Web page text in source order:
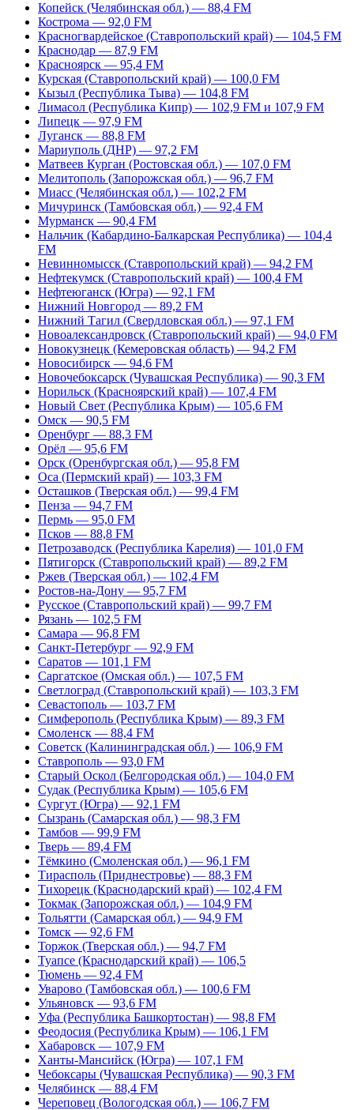
Копейск (Челябинская обл.) — 88,4 FM
Кострома — 92,0 FM
Красногвардейское (Ставропольский край) — 104,5 FM
Краснодар — 87,9 FM
Красноярск — 95,4 FM
Курская (Ставропольский край) — 100,0 FM
Кызыл (Республика Тыва) — 104,8 FM
Лимасол (Республика Кипр) — 102,9 FM и 107,9 FM
Липецк — 97,9 FM
Луганск — 88,8 FM
Мариуполь (ДНР) — 97,2 FM
Матвеев Курган (Ростовская обл.) — 107,0 FM
Мелитополь (Запорожская обл.) — 96,7 FM
Миасс (Челябинская обл.) — 102,2 FM
Мичуринск (Тамбовская обл.) — 92,4 FM
Мурманск — 90,4 FM
Нальчик (Кабардино-Балкарская Республика) — 104,4
FM
Невинномысск (Ставропольский край) — 94,2 FM
Нефтекумск (Ставропольский край) — 100,4 FM
Нефтеюганск (Югра) — 92,1 FM
Нижний Новгород — 89,2 FM
Нижний Тагил (Свердловская обл.) — 97,1 FM
Новоалександровск (Ставропольский край) — 94,0 FM
Новокузнецк (Кемеровская область) — 94,2 FM
Новосибирск — 94,6 FM
Новочебоксарск (Чувашская Республика) — 90,3 FM
Норильск (Красноярский край) — 107,4 FM
Новый Свет (Республика Крым) — 105,6 FM
Омск — 90,5 FM
Оренбург — 88,3 FM
Орёл — 95,6 FM
Орск (Оренбургская обл.) — 95,8 FM
Оса (Пермский край) — 103,3 FM
Осташков (Тверская обл.) — 99,4 FM
Пенза — 94,7 FM
Пермь — 95,0 FM
Псков — 88,8 FM
Петрозаводск (Республика Карелия) — 101,0 FM
Пятигорск (Ставропольский край) — 89,2 FM
Ржев (Тверская обл.) — 102,4 FM
Ростов-на-Дону — 95,7 FM
Русское (Ставропольский край) — 99,7 FM
Рязань — 102,5 FM
Самара — 96,8 FM
Санкт-Петербург — 92,9 FM
Саратов — 101,1 FM
Саргатское (Омская обл.) — 107,5 FM
Светлоград (Ставропольский край) — 103,3 FM
Севастополь — 103,7 FM
Симферополь (Республика Крым) — 89,3 FM
Смоленск — 88,4 FM
Советск (Калининградская обл.) — 106,9 FM
Ставрополь — 93,0 FM
Старый Оскол (Белгородская обл.) — 104,0 FM
Судак (Республика Крым) — 105,6 FM
Сургут (Югра) — 92,1 FM
Сызрань (Самарская обл.) — 98,3 FM
Тамбов — 99,9 FM
Тверь — 89,4 FM
Тёмкино (Смоленская обл.) — 96,1 FM
Тирасполь (Приднестровье) — 88,3 FM
Тихорецк (Краснодарский край) — 102,4 FM
Токмак (Запорожская обл.) — 104,9 FM
Тольятти (Самарская обл.) — 94,9 FM
Томск — 92,6 FM
Торжок (Тверская обл.) — 94,7 FM
Туапсе (Краснодарский край) — 106,5
Тюмень — 92,4 FM
Уварово (Тамбовская обл.) — 100,6 FM
Ульяновск — 93,6 FM
Уфа (Республика Башкортостан) — 98,8 FM
Феодосия (Республика Крым) — 106,1 FM
Хабаровск — 107,9 FM
Ханты-Мансийск (Югра) — 107,1 FM
Чебоксары (Чувашская Республика) — 90,3 FM
Челябинск — 88,4 FM
Череповец (Вологодская обл.) — 106,7 FM